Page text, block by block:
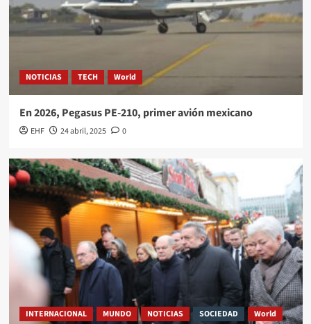
NOTICIAS TECH World
En 2026, Pegasus PE-210, primer avión mexicano
EHF 24 abril, 2025 0
INTERNACIONAL MUNDO NOTICIAS SOCIEDAD World